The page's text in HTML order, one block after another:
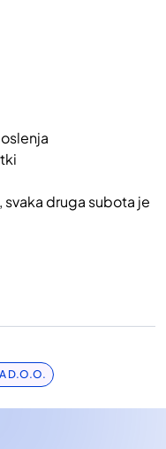
druga subota je
D.o.o.